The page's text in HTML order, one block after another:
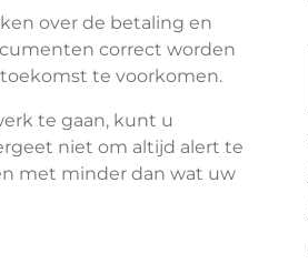
over de betaling en
correct worden
te voorkomen.
te gaan, kunt u
niet om altijd alert te
met minder dan wat uw